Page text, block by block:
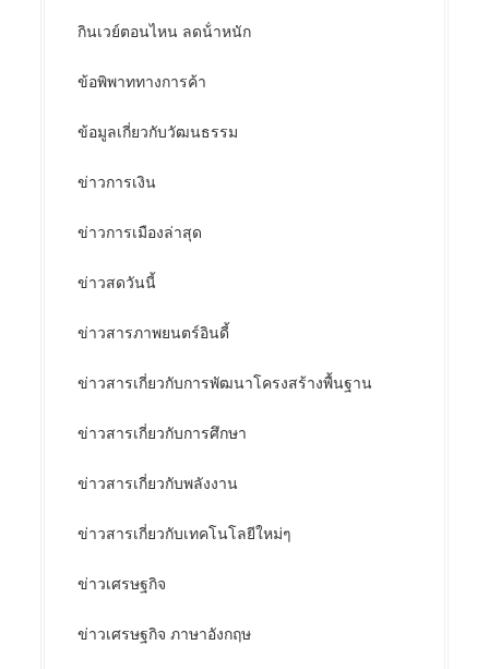
กินเวย์ตอนไหน ลดน้ําหนัก
ข้อพิพาททางการค้า
ข้อมูลเกี่ยวกับวัฒนธรรม
ข่าวการเงิน
ข่าวการเมืองล่าสุด
ข่าวสดวันนี้
ข่าวสารภาพยนตร์อินดี้
ข่าวสารเกี่ยวกับการพัฒนาโครงสร้างพื้นฐาน
ข่าวสารเกี่ยวกับการศึกษา
ข่าวสารเกี่ยวกับพลังงาน
ข่าวสารเกี่ยวกับเทคโนโลยีใหม่ๆ
ข่าวเศรษฐกิจ
ข่าวเศรษฐกิจ ภาษาอังกฤษ